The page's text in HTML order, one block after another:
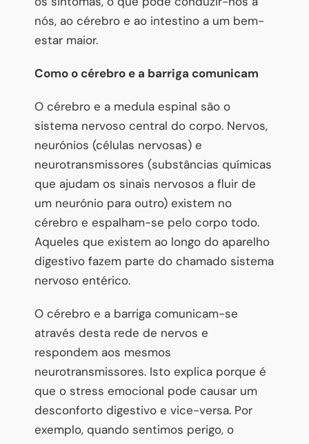
nós, ao cérebro e ao intestino a um bem-
estar maior.
Como o cérebro e a barriga comunicam
O cérebro e a medula espinal são o
sistema nervoso central do corpo. Nervos,
neurónios (células nervosas) e
neurotransmissores (substâncias químicas
que ajudam os sinais nervosos a fluir de
um neurónio para outro) existem no
cérebro e espalham-se pelo corpo todo.
Aqueles que existem ao longo do aparelho
digestivo fazem parte do chamado sistema
nervoso entérico.
O cérebro e a barriga comunicam-se
através desta rede de nervos e
respondem aos mesmos
neurotransmissores. Isto explica porque é
que o stress emocional pode causar um
desconforto digestivo e vice-versa. Por
exemplo, quando sentimos perigo, o